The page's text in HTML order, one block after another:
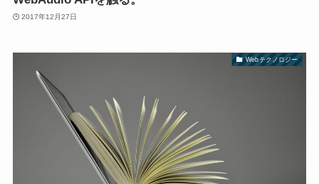
2017年12月27日
Webテクノロジー